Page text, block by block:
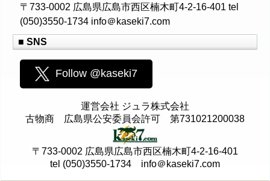
〒733-0002 広島県広島市西区楠木町4-2-16-401 tel
(050)3550-1734 info＠kaseki7.com
■ SNS
Follow @kaseki7
運営会社 ジュラ株式会社
古物商 広島県公安委員会許可 第731021200038
〒733-0002 広島県広島市西区楠木町4-2-16-401
tel (050)3550-1734 info＠kaseki7.com